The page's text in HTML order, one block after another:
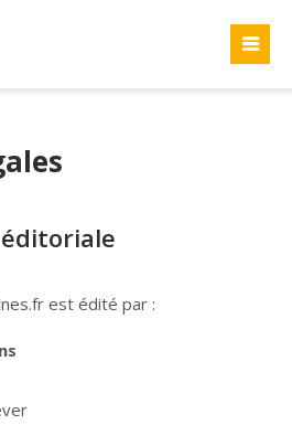
"offcanvas-col1" n'existe
"offcanvas-col2" n'existe
"offcanvas-col3" n'existe
est édité par :